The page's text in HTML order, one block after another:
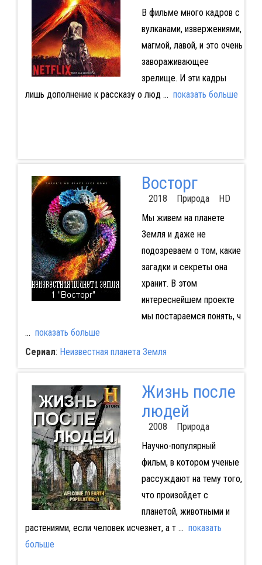
В фильме много кадров с
вулканами, извержениями,
магмой, лавой, и это очень
завораживающее
зрелище. И эти кадры
лишь дополнение к рассказу о люд... показать больше
Восторг
2018 Природа HD
Мы живем на планете
Земля и даже не
подозреваем о том, какие
загадки и секреты она
хранит. В этом
интереснейшем проекте
мы постараемся понять, ч
... показать больше
Сериал: Неизвестная планета Земля
Жизнь после
людей
2008 Природа
Научно-популярный
фильм, в котором ученые
рассуждают на тему того,
что произойдет с
планетой, животными и
растениями, если человек исчезнет, а т... показать
больше